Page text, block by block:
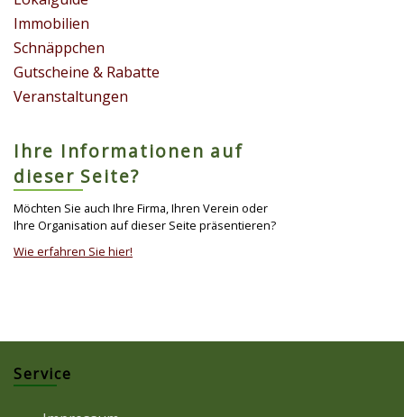
Immobilien
Schnäppchen
Gutscheine & Rabatte
Veranstaltungen
Ihre Informationen auf
dieser Seite?
Möchten Sie auch Ihre Firma, Ihren Verein oder
Ihre Organisation auf dieser Seite präsentieren?
Wie erfahren Sie hier!
Service